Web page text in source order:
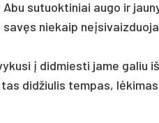
su­tuok­ti­niai au­go ir
nie­kaip
į did­mies­ti ja­me ga­liu
did­žiu­lis tem­pas,